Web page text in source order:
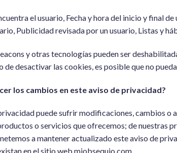
el usuario, Fecha y hora del inicio y final
Publicidad revisada por un usuario, Listas y
y otras tecnologías pueden ser
de desactivar las cookies, es posible que no
los cambios en este aviso de privacidad?
puede sufrir modificaciones, cambios
o servicios que ofrecemos; de nuestras
a mantener actualizado este aviso de
en el sitio web miobsequio.com.